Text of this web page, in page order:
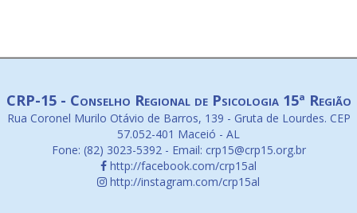
CRP-15 - Conselho Regional de Psicologia 15ª Região
Rua Coronel Murilo Otávio de Barros, 139 - Gruta de Lourdes. CEP
57.052-401 Maceió - AL
Fone: (82) 3023-5392 - Email: crp15@crp15.org.br
http://facebook.com/crp15al
http://instagram.com/crp15al